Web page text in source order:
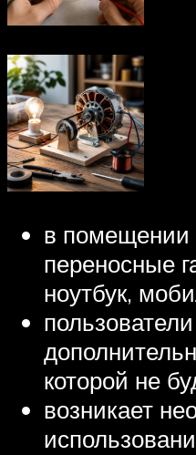
в помещении
переносные
ноутбук,
которой не
возникает